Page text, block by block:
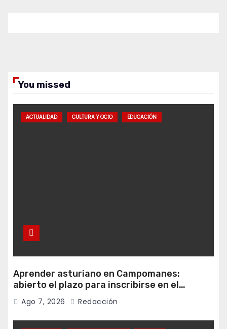
You missed
ACTUALIDAD CULTURA Y OCIO EDUCACIÓN
Aprender asturiano en Campomanes:
abierto el plazo para inscribirse en el
programa Falamos
Ago 7, 2026 Redacción